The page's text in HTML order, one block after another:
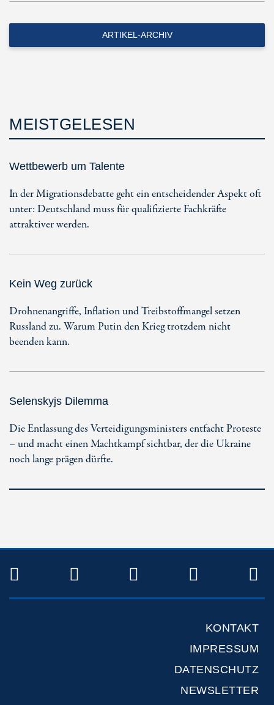
ARTIKEL-ARCHIV
MEISTGELESEN
Wettbewerb um Talente
In der Migrationsdebatte geht ein entscheidender Aspekt oft
unter: Deutschland muss für qualifizierte Fachkräfte
attraktiver werden.
Kein Weg zurück
Drohnenangriffe, Inflation und Treibstoffmangel setzen
Russland zu. Warum Putin den Krieg trotzdem nicht
beenden kann.
Selenskyjs Dilemma
Die Entlassung des Verteidigungsministers entfacht Proteste
– und macht einen Machtkampf sichtbar, der die Ukraine
noch lange prägen dürfte.
TWITTERFACEBOOKINSTAGRAM
KONTAKT
IMPRESSUM
DATENSCHUTZ
NEWSLETTER